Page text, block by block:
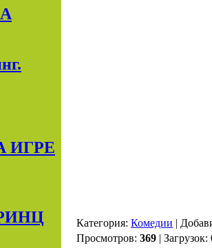
ИГРЕ
Категория: Комедии |
Просмотров: 369 | Загрузок: